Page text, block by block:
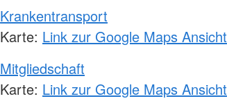
Krankentransport
Karte: Link zur Google Maps Ansicht
Mitgliedschaft
Karte: Link zur Google Maps Ansicht